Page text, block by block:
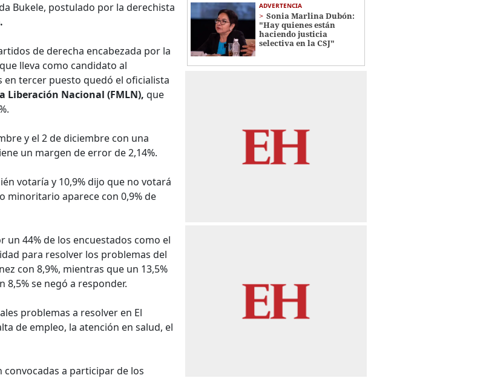
Bukele, postulado por la derechista
de derecha encabezada por la
que lleva como candidato al
en tercer puesto quedó el oficialista
Liberación Nacional (FMLN), que
y el 2 de diciembre con una
un margen de error de 2,14%.
votaría y 10,9% dijo que no votará
minoritario aparece con 0,9% de
un 44% de los encuestados como el
para resolver los problemas del
con 8,9%, mientras que un 13,5%
se negó a responder.
problemas a resolver en El
de empleo, la atención en salud, el
convocadas a participar de los
ADVERTENCIA
Sonia Marlina Dubón:
"Hay quienes están
haciendo justicia
selectiva en la CSJ"